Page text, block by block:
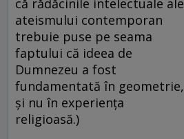
că rădăcinile intelectuale ale
ateismului contemporan
trebuie puse pe seama
faptului că ideea de
Dumnezeu a fost
fundamentată în geometrie,
și nu în experiența
religioasă.)